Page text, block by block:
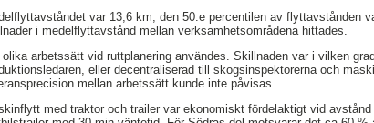
var 13,6 km, den 50:e percentilen av flyttavstånden
i medelflyttavstånd mellan verksamhetsområdena hittades.
olika arbetssätt vid ruttplanering användes. Skillnaden var i vilken
eller decentraliserad till skogsinspektorerna och
mellan arbetssätt kunde inte påvisas.
med traktor och trailer var ekonomiskt fördelaktigt vid